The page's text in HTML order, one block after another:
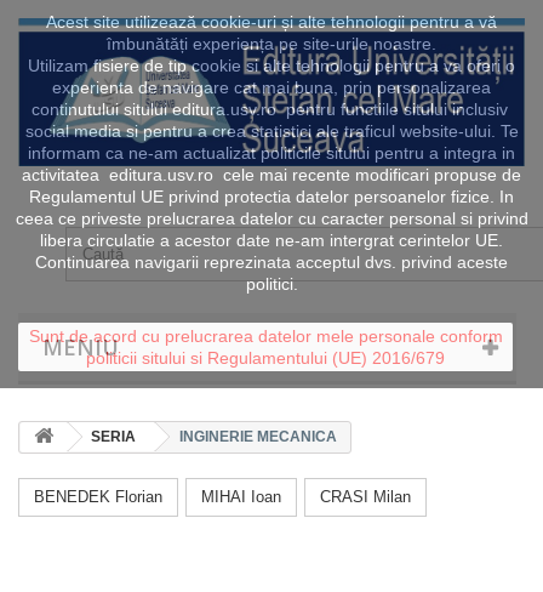
Acest site utilizează cookie-uri și alte tehnologii pentru a vă
îmbunătăți experiența pe site-urile noastre.
Utilizam fisiere de tip cookie si alte tehnologii pentru a va oferi o
experienta de navigare cat mai buna, prin personalizarea
continutului sitului editura.usv.ro pentru functiile sitului inclusiv
social media si pentru a crea statistici ale traficul website-ului. Te
informam ca ne-am actualizat politicile sitului pentru a integra in
activitatea editura.usv.ro cele mai recente modificari propuse de
Regulamentul UE privind protectia datelor persoanelor fizice. In
ceea ce priveste prelucrarea datelor cu caracter personal si privind
libera circulatie a acestor date ne-am intergrat cerintelor UE.
Continuarea navigarii reprezinata acceptul dvs. privind aceste
politici.
Sunt de acord cu prelucrarea datelor mele personale conform
politicii sitului si Regulamentului (UE) 2016/679
MENIU
SERIA INGINERIE MECANICA
BENEDEK Florian MIHAI Ioan CRASI Milan